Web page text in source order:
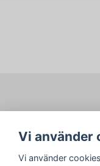
Köpvillkor
Vi använder
Vi använder